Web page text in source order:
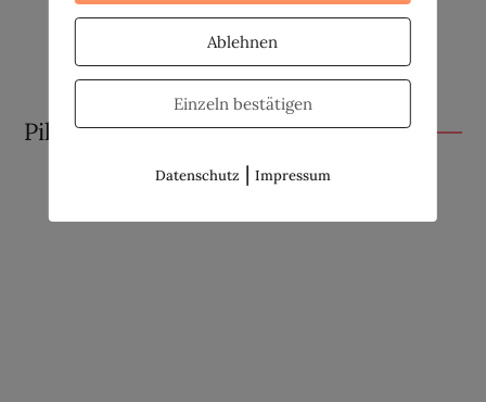
Pille absetzen
Ablehnen
Einzeln bestätigen
Datenschutz | Impressum